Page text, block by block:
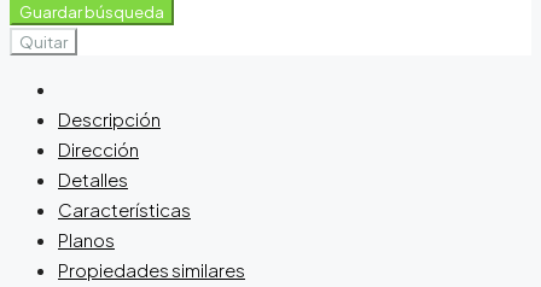
Guardar búsqueda
Quitar
Descripción
Dirección
Detalles
Características
Planos
Propiedades similares